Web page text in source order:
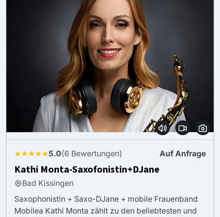
★★★★★5.0(6 Bewertungen) Auf Anfrage
Kathi Monta-Saxofonistin+DJane
Bad Kissingen
Saxophonistin + Saxo-DJane + mobile Frauenband
Mobilea Kathi Monta zählt zu den beliebtesten und